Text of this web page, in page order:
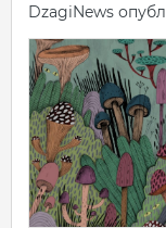
DzagiNews